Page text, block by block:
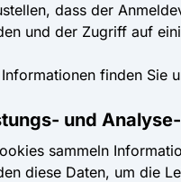
dass der
und der Zugriff auf
finden Sie
und
sammeln
diese Daten, um die